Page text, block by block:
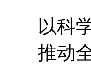
以科学
推动全